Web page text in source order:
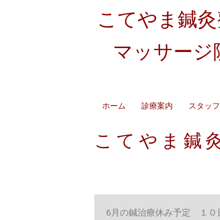
こてやま鍼
マッサージ
ホーム 診療案内 スタッフ
こてやま鍼
6月の鍼治療休み予定 １０